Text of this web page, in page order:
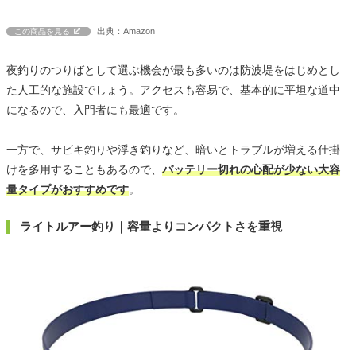
この商品を見る 出典：Amazon
夜釣りのつりばとして選ぶ機会が最も多いのは防波堤をはじめとし
た人工的な施設でしょう。アクセスも容易で、基本的に平坦な道中
になるので、入門者にも最適です。
一方で、サビキ釣りや浮き釣りなど、暗いとトラブルが増える仕掛
けを多用することもあるので、 バッテリー切れの心配が少ない大容
量タイプがおすすめです。
ライトルアー釣り｜容量よりコンパクトさを重視